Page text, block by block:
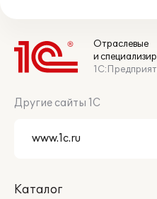
Отраслевые
и
Другие сайты 1С
Каталог